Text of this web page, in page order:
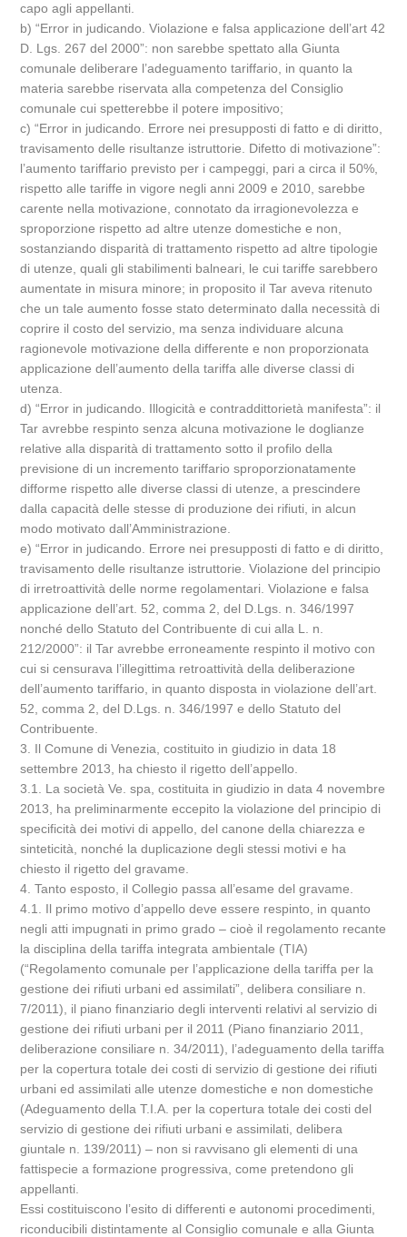
capo agli appellanti.
b) “Error in judicando. Violazione e falsa applicazione dell’art 42
D. Lgs. 267 del 2000”: non sarebbe spettato alla Giunta
comunale deliberare l’adeguamento tariffario, in quanto la
materia sarebbe riservata alla competenza del Consiglio
comunale cui spetterebbe il potere impositivo;
c) “Error in judicando. Errore nei presupposti di fatto e di diritto,
travisamento delle risultanze istruttorie. Difetto di motivazione”:
l’aumento tariffario previsto per i campeggi, pari a circa il 50%,
rispetto alle tariffe in vigore negli anni 2009 e 2010, sarebbe
carente nella motivazione, connotato da irragionevolezza e
sproporzione rispetto ad altre utenze domestiche e non,
sostanziando disparità di trattamento rispetto ad altre tipologie
di utenze, quali gli stabilimenti balneari, le cui tariffe sarebbero
aumentate in misura minore; in proposito il Tar aveva ritenuto
che un tale aumento fosse stato determinato dalla necessità di
coprire il costo del servizio, ma senza individuare alcuna
ragionevole motivazione della differente e non proporzionata
applicazione dell’aumento della tariffa alle diverse classi di
utenza.
d) “Error in judicando. Illogicità e contraddittorietà manifesta”: il
Tar avrebbe respinto senza alcuna motivazione le doglianze
relative alla disparità di trattamento sotto il profilo della
previsione di un incremento tariffario sproporzionatamente
difforme rispetto alle diverse classi di utenze, a prescindere
dalla capacità delle stesse di produzione dei rifiuti, in alcun
modo motivato dall’Amministrazione.
e) “Error in judicando. Errore nei presupposti di fatto e di diritto,
travisamento delle risultanze istruttorie. Violazione del principio
di irretroattività delle norme regolamentari. Violazione e falsa
applicazione dell’art. 52, comma 2, del D.Lgs. n. 346/1997
nonché dello Statuto del Contribuente di cui alla L. n.
212/2000”: il Tar avrebbe erroneamente respinto il motivo con
cui si censurava l’illegittima retroattività della deliberazione
dell’aumento tariffario, in quanto disposta in violazione dell’art.
52, comma 2, del D.Lgs. n. 346/1997 e dello Statuto del
Contribuente.
3. Il Comune di Venezia, costituito in giudizio in data 18
settembre 2013, ha chiesto il rigetto dell’appello.
3.1. La società Ve. spa, costituita in giudizio in data 4 novembre
2013, ha preliminarmente eccepito la violazione del principio di
specificità dei motivi di appello, del canone della chiarezza e
sinteticità, nonché la duplicazione degli stessi motivi e ha
chiesto il rigetto del gravame.
4. Tanto esposto, il Collegio passa all’esame del gravame.
4.1. Il primo motivo d’appello deve essere respinto, in quanto
negli atti impugnati in primo grado – cioè il regolamento recante
la disciplina della tariffa integrata ambientale (TIA)
(“Regolamento comunale per l’applicazione della tariffa per la
gestione dei rifiuti urbani ed assimilati”, delibera consiliare n.
7/2011), il piano finanziario degli interventi relativi al servizio di
gestione dei rifiuti urbani per il 2011 (Piano finanziario 2011,
deliberazione consiliare n. 34/2011), l’adeguamento della tariffa
per la copertura totale dei costi di servizio di gestione dei rifiuti
urbani ed assimilati alle utenze domestiche e non domestiche
(Adeguamento della T.I.A. per la copertura totale dei costi del
servizio di gestione dei rifiuti urbani e assimilati, delibera
giuntale n. 139/2011) – non si ravvisano gli elementi di una
fattispecie a formazione progressiva, come pretendono gli
appellanti.
Essi costituiscono l’esito di differenti e autonomi procedimenti,
riconducibili distintamente al Consiglio comunale e alla Giunta